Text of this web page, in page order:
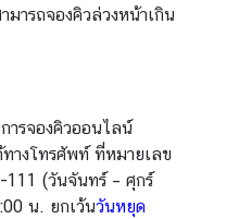
ารถจองคิวล่วงหน้าเกิน
ารจองคิวออนไลน์
างโทรศัพท์ ที่หมายเลข
(วันจันทร์ – ศุกร์
น. ยกเว้นวันหยุด